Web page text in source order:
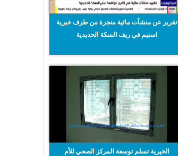
تقرير عن منشآت مائية منجزة من طرف خيرية
اسنيم في ريف السكة الحديدية
الخيرية تسلم توسعة المركز الصحي للأم